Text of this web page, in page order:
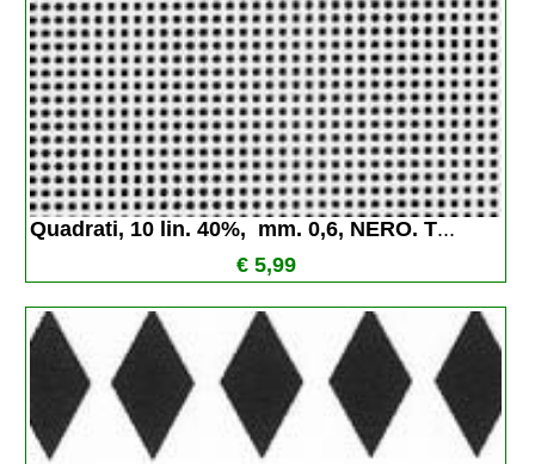
Quadrati, 10 lin. 40%,  mm. 0,6, NERO. T...
€ 5,99